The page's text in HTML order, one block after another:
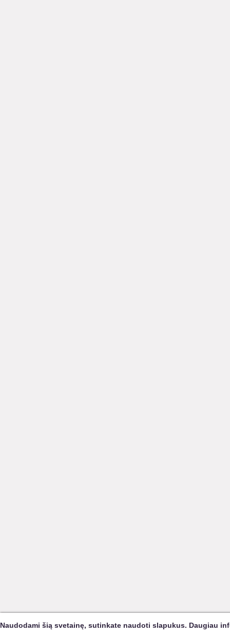
Naudodami šią svetainę, sutinkate naudoti slapukus. Daugiau